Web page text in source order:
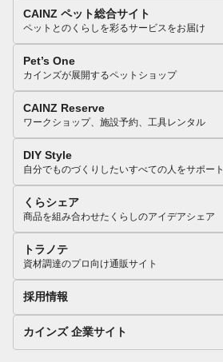
CAINZ ペット総合サイト
ペットとのくらしを彩るサービスをお届け
Pet’s One
カインズが展開するペットショップ
CAINZ Reserve
ワークショップ、施設予約、工具レンタル
DIY Style
自分でものづくりしたいすべての人をサポート
くらシェア
商品を組み合わせたくらしのアイデアシェア
トラノテ
資材調達のプロ向け通販サイト
採用情報
カインズ 企業サイト